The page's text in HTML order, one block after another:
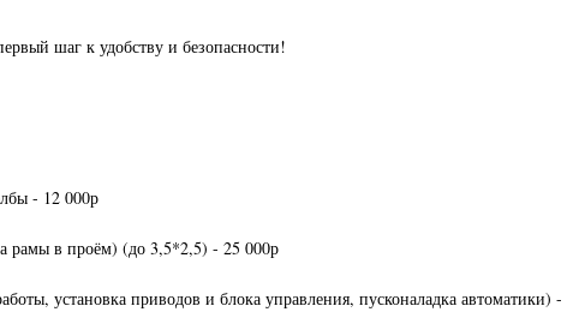
шаг к удобству и безопасности!
- 12 000р
рамы в проём) (до 3,5*2,5) - 25 000р
установка приводов и блока управления, пусконаладка автоматики) -